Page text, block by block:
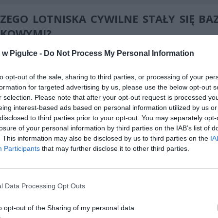
Pigułce - Do Not Process My Personal Information
opt-out of the sale, sharing to third parties, or processing of your
for targeted advertising by us, please use the below opt-out
selection. Please note that after your opt-out request is processed
interest-based ads based on personal information utilized by us
to third parties prior to your opt-out. You may separately
of your personal information by third parties on the IAB’s list of
This information may also be disclosed by us to third parties on the
Participants that may further disclose it to other third parties.
Data Processing Opt Outs
opt-out of the Sharing of my personal data.
LOTNISKA CYWILNE STAŁY SIĘ
geopolitycznych w Europie Wschodniej wymusił na
dotychczas obsługiwały głównie ruch pasażerski i
funkcję punktów logistycznych dla transportu sprzętu